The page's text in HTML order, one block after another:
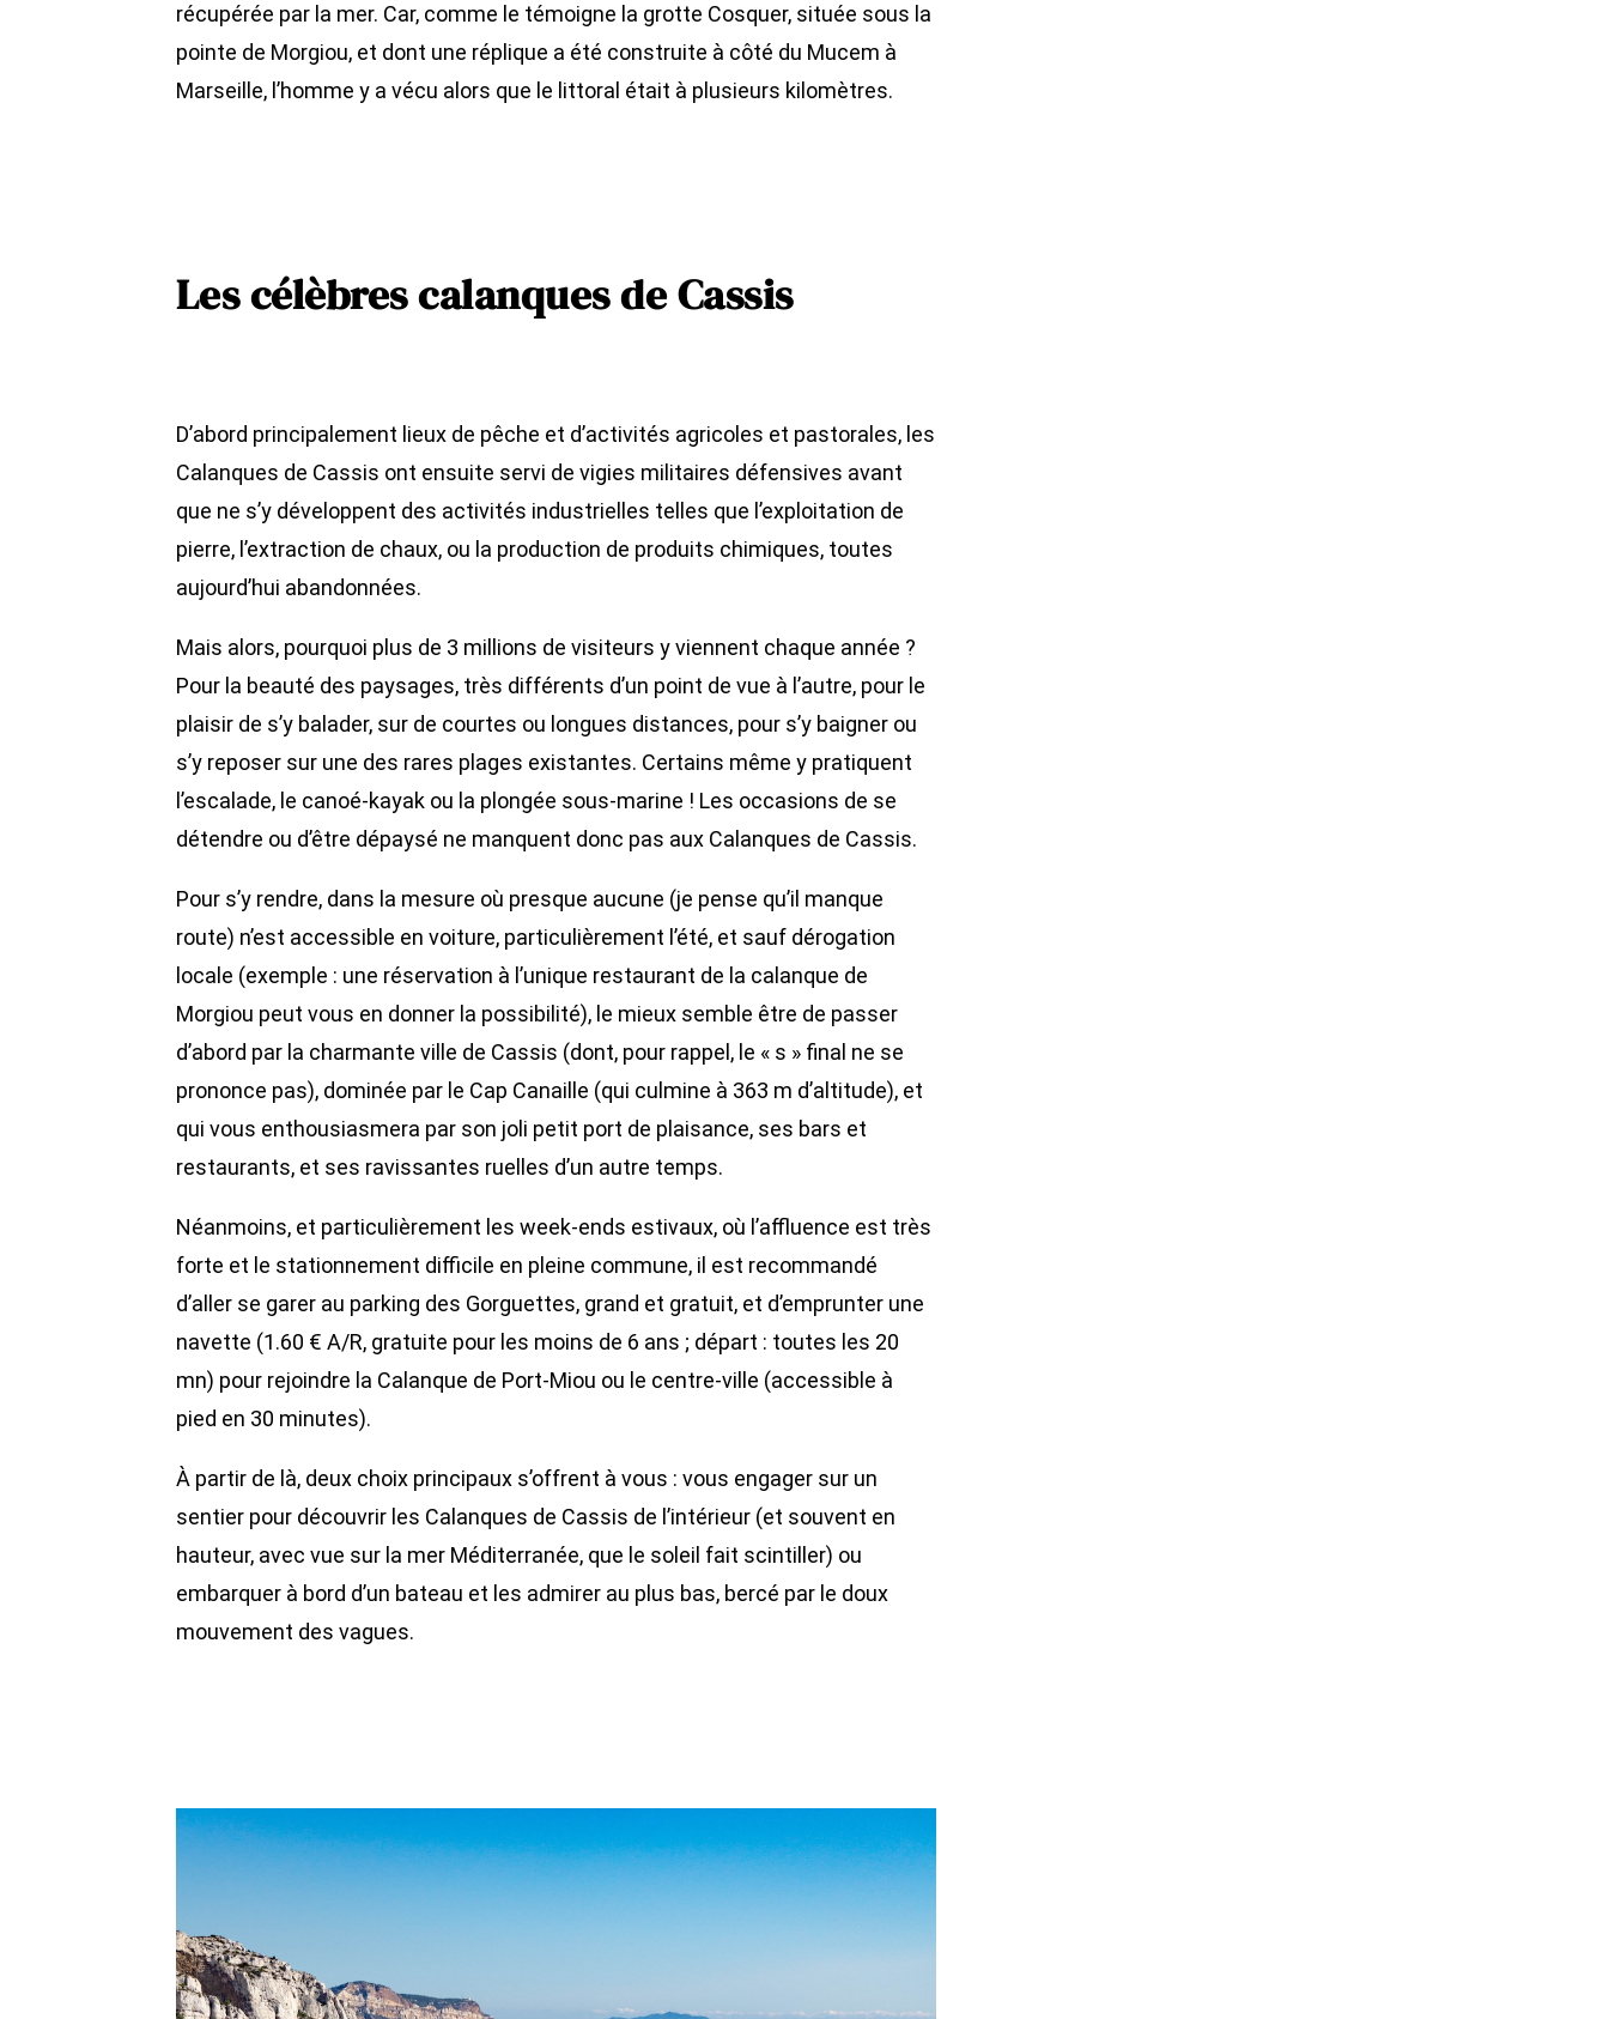
récupérée par la mer. Car, comme le témoigne la grotte Cosquer, située sous la
pointe de Morgiou, et dont une réplique a été construite à côté du Mucem à
Marseille, l’homme y a vécu alors que le littoral était à plusieurs kilomètres.
Les célèbres calanques de Cassis
D’abord principalement lieux de pêche et d’activités agricoles et pastorales, les
Calanques de Cassis ont ensuite servi de vigies militaires défensives avant
que ne s’y développent des activités industrielles telles que l’exploitation de
pierre, l’extraction de chaux, ou la production de produits chimiques, toutes
aujourd’hui abandonnées.
Mais alors, pourquoi plus de 3 millions de visiteurs y viennent chaque année ?
Pour la beauté des paysages, très différents d’un point de vue à l’autre, pour le
plaisir de s’y balader, sur de courtes ou longues distances, pour s’y baigner ou
s’y reposer sur une des rares plages existantes. Certains même y pratiquent
l’escalade, le canoé-kayak ou la plongée sous-marine ! Les occasions de se
détendre ou d’être dépaysé ne manquent donc pas aux Calanques de Cassis.
Pour s’y rendre, dans la mesure où presque aucune (je pense qu’il manque
route) n’est accessible en voiture, particulièrement l’été, et sauf dérogation
locale (exemple : une réservation à l’unique restaurant de la calanque de
Morgiou peut vous en donner la possibilité), le mieux semble être de passer
d’abord par la charmante ville de Cassis (dont, pour rappel, le « s » final ne se
prononce pas), dominée par le Cap Canaille (qui culmine à 363 m d’altitude), et
qui vous enthousiasmera par son joli petit port de plaisance, ses bars et
restaurants, et ses ravissantes ruelles d’un autre temps.
Néanmoins, et particulièrement les week-ends estivaux, où l’affluence est très
forte et le stationnement difficile en pleine commune, il est recommandé
d’aller se garer au parking des Gorguettes, grand et gratuit, et d’emprunter une
navette (1.60 € A/R, gratuite pour les moins de 6 ans ; départ : toutes les 20
mn) pour rejoindre la Calanque de Port-Miou ou le centre-ville (accessible à
pied en 30 minutes).
À partir de là, deux choix principaux s’offrent à vous : vous engager sur un
sentier pour découvrir les Calanques de Cassis de l’intérieur (et souvent en
hauteur, avec vue sur la mer Méditerranée, que le soleil fait scintiller) ou
embarquer à bord d’un bateau et les admirer au plus bas, bercé par le doux
mouvement des vagues.